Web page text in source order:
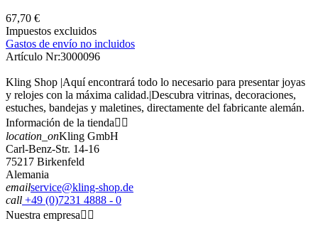
67,70 €
Impuestos excluidos
Gastos de envío no incluidos
Artículo Nr:3000096
Kling Shop |Aquí encontrará todo lo necesario para presentar joyas
y relojes con la máxima calidad.|Descubra vitrinas, decoraciones,
estuches, bandejas y maletines, directamente del fabricante alemán.
Información de la tienda 
location_onKling GmbH
Carl-Benz-Str. 14-16
75217 Birkenfeld
Alemania
emailservice@kling-shop.de
call +49 (0)7231 4888 - 0
Nuestra empresa 